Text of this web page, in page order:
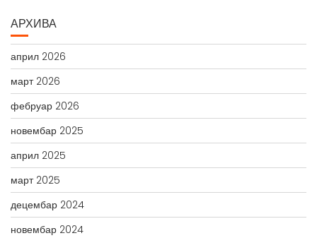
АРХИВА
април 2026
март 2026
фебруар 2026
новембар 2025
април 2025
март 2025
децембар 2024
новембар 2024